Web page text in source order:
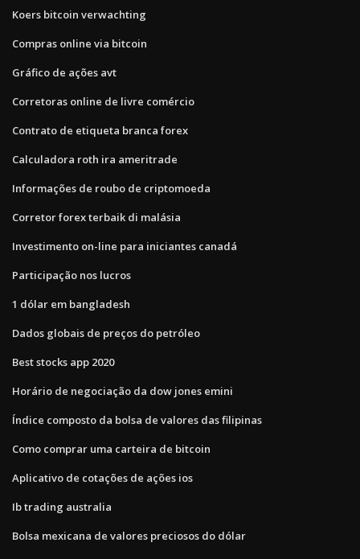
Koers bitcoin verwachting
Compras online via bitcoin
Gráfico de ações avt
Corretoras online de livre comércio
Contrato de etiqueta branca forex
Calculadora roth ira ameritrade
Informações de roubo de criptomoeda
Corretor forex terbaik di malásia
Investimento on-line para iniciantes canadá
Participação nos lucros
1 dólar em bangladesh
Dados globais de preços do petróleo
Best stocks app 2020
Horário de negociação da dow jones emini
Índice composto da bolsa de valores das filipinas
Como comprar uma carteira de bitcoin
Aplicativo de cotações de ações ios
Ib trading australia
Bolsa mexicana de valores preciosos do dólar